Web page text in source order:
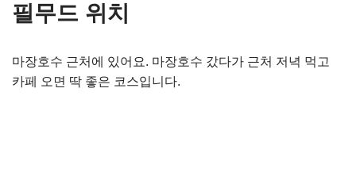
필무드 위치
마장호수 근처에 있어요. 마장호수 갔다가 근처 저녁 먹고
카페 오면 딱 좋은 코스입니다.